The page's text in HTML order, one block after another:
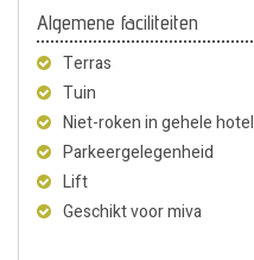
Algemene faciliteiten
Terras
Tuin
Niet-roken in gehele hotel
Parkeergelegenheid
Lift
Geschikt voor miva